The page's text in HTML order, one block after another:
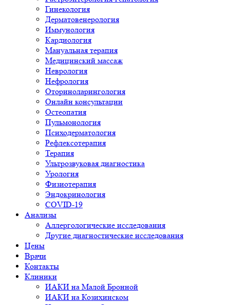
Гинекология
Дерматовенерология
Иммунология
Кардиология
Мануальная терапия
Медицинский массаж
Неврология
Нефрология
Оториноларингология
Онлайн консультации
Остеопатия
Пульмонология
Психодерматология
Рефлексотерапия
Терапия
Ультрозвуковая диагностика
Урология
Физиотерапия
Эндокринология
COVID-19
Анализы
Аллергологические исследования
Другие диагностические исследования
Цены
Врачи
Контакты
Клиники
ИАКИ на Малой Бронной
ИАКИ на Козихинском